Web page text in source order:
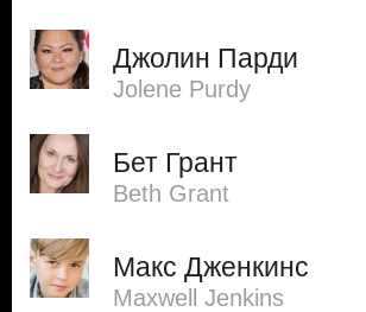
Джолин Парди
Jolene Purdy
Бет Грант
Beth Grant
Макс Дженкинс
Maxwell Jenkins